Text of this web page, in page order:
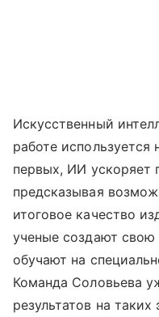
Искусственный
работе используется
первых, ИИ ускоряет
предсказывая
итоговое качество
ученые создают
обучают на
Команда Соловьева
результатов на таких